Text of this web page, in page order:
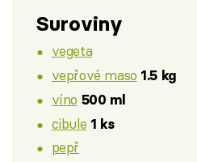
Suroviny
vegeta
vepřové maso 1.5 kg
víno 500 ml
cibule 1 ks
pepř